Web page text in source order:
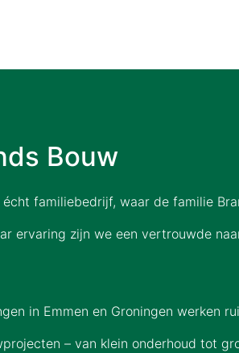
Bouw
écht familiebedrijf, waar de familie
ervaring zijn we een vertrouwde
in Emmen en Groningen werken
– van klein onderhoud tot